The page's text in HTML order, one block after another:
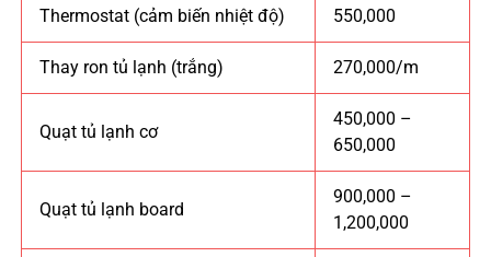
Thermostat (cảm biến nhiệt độ) 550,000
Thay ron tủ lạnh (trắng) 270,000/m
Quạt tủ lạnh cơ
450,000 –
650,000
Quạt tủ lạnh board
900,000 –
1,200,000